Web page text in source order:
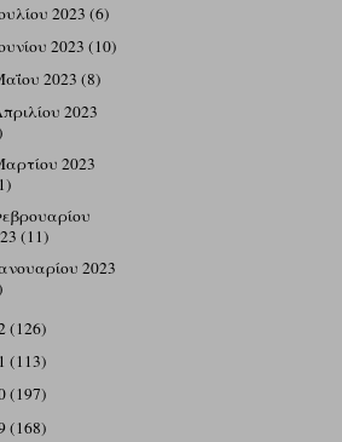
2023(6)
2023(10)
2023(8)
2023
2023
(11)
2023
(126)
(113)
(197)
(168)